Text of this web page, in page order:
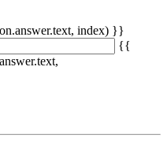
index) }}
{{